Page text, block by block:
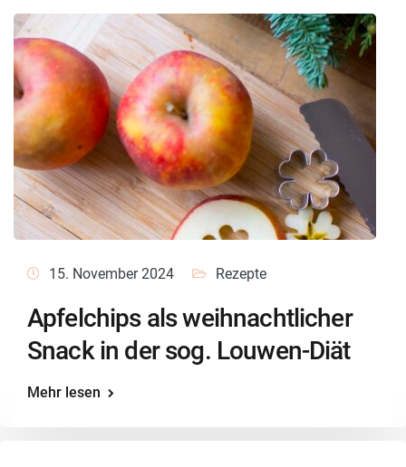
15. November 2024 Rezepte
Apfelchips als weihnachtlicher
Snack in der sog. Louwen-Diät
Mehr lesen